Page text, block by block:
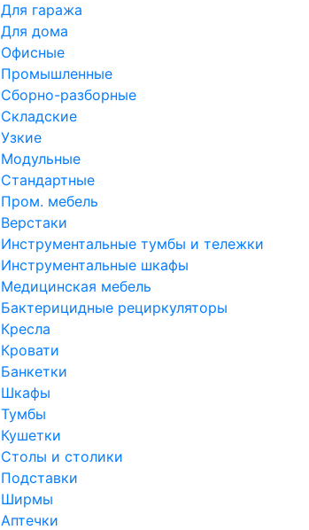
Для гаража
Для дома
Офисные
Промышленные
Сборно-разборные
Складские
Узкие
Модульные
Стандартные
Пром. мебель
Верстаки
Инструментальные тумбы и тележки
Инструментальные шкафы
Медицинская мебель
Бактерицидные рециркуляторы
Кресла
Кровати
Банкетки
Шкафы
Тумбы
Кушетки
Столы и столики
Подставки
Ширмы
Аптечки